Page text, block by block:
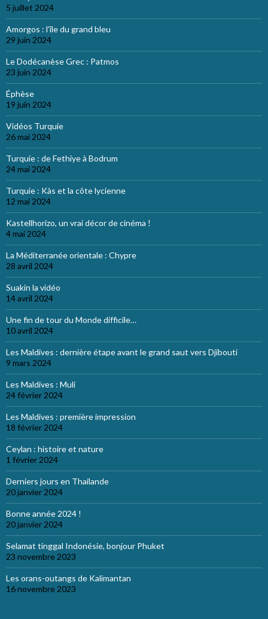
5 juillet 2024
Amorgos : l’île du grand bleu
29 juin 2024
Le Dodécanèse Grec : Patmos
23 juin 2024
Éphèse
19 juin 2024
Vidéos Turquie
26 mai 2024
Turquie : de Fethiye à Bodrum
24 mai 2024
Turquie : Kàs et la côte lycienne
12 mai 2024
Kastellhorizo, un vrai décor de cinéma !
4 mai 2024
La Méditerranée orientale : Chypre
28 avril 2024
Suakin la vidéo
14 avril 2024
Une fin de tour du Monde difficile…
10 avril 2024
Les Maldives : dernière étape avant le grand saut vers Djibouti
9 mars 2024
Les Maldives : Muli
24 février 2024
Les Maldives : première impression
18 février 2024
Ceylan : histoire et nature
1 février 2024
Derniers jours en Thailande
20 janvier 2024
Bonne année 2024 !
20 janvier 2024
Selamat tinggal Indonésie, bonjour Phuket
23 novembre 2023
Les orans-outangs de Kalimantan
16 novembre 2023